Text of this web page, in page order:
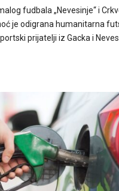
fudbala „Nevesinje“ i
je odigrana humanitarna
prijatelji iz Gacka i